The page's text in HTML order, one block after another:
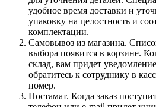
удобное время доставки и
упаковку на целостность и
комплектации.
Самовывоз из магазина.
выбора появится в корзине.
склад, вам придет
обратитесь к сотруднику в
номер.
Постамат. Когда заказ